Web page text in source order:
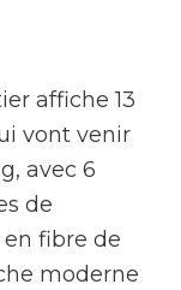
affiche13
vont venir
avec 6
de
fibre de
moderne